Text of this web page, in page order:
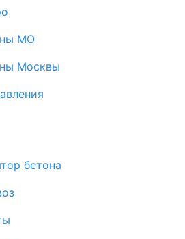
МО
Москвы
бетона